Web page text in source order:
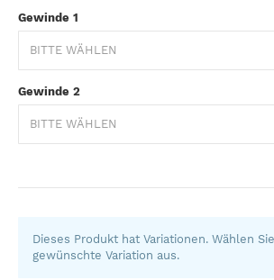
Gewinde 1
BITTE WÄHLEN
Gewinde 2
BITTE WÄHLEN
Dieses Produkt hat Variationen. Wählen
gewünschte Variation aus.